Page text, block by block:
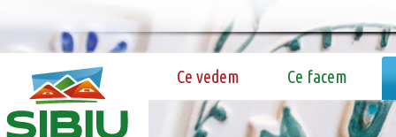
Ce vedem Ce facem